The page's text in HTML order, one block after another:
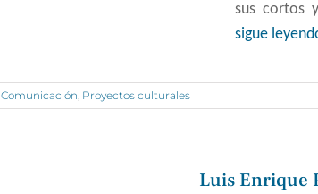
sus cortos y
sigue
Comunicación, Proyectos culturales
Luis Enrique